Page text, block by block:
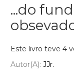
...do
Este livro teve 4
Autor(a): JJr.